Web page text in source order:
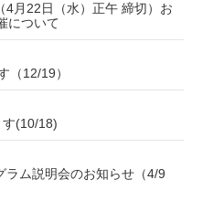
4月22日（水）正午 締切）お
について
（12/19）
す(10/18)
ラム説明会のお知らせ（4/9